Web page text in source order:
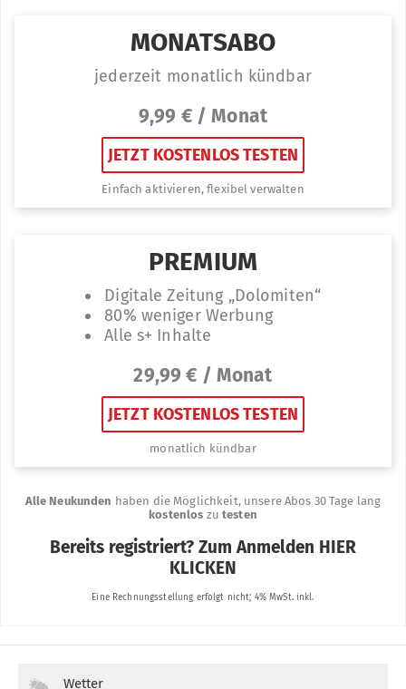
Wetter